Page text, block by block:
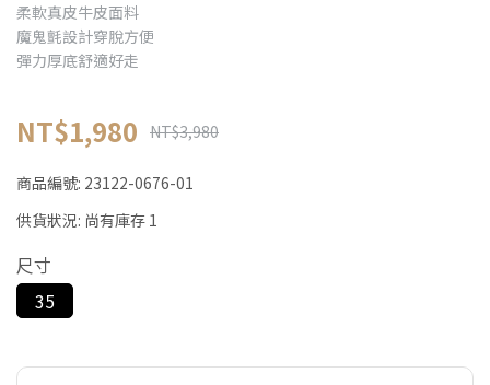
柔軟真皮牛皮面料
魔鬼氈設計穿脫方便
彈力厚底舒適好走
NT$1,980 NT$3,980
商品編號: 23122-0676-01
供貨狀況: 尚有庫存 1
尺寸
35